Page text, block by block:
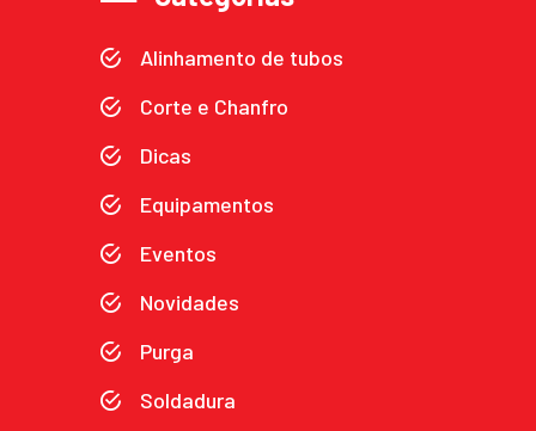
Alinhamento de tubos
Corte e Chanfro
Dicas
Equipamentos
Eventos
Novidades
Purga
Soldadura